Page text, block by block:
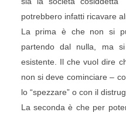
potrebbero infatti ricavare
La prima è che non si
partendo dal nulla, ma
esistente. Il che vuol dire
non si deve cominciare –
lo “spezzare” o con il
La seconda è che per